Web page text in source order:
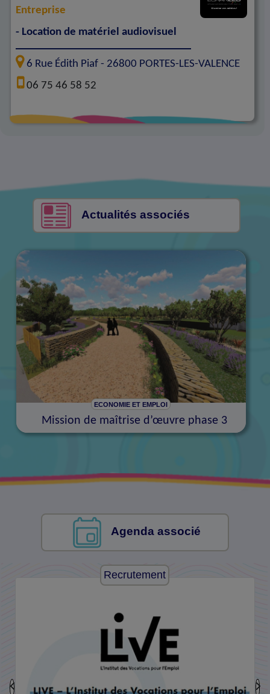
Entreprise
- Location de matériel audiovisuel
6 Rue Édith Piaf - 26800 PORTES-LES-VALENCE
06 75 46 58 52
Actualités associés
ECONOMIE ET EMPLOI
Mission de maîtrise d’œuvre phase 3
Agenda associé
Recrutement